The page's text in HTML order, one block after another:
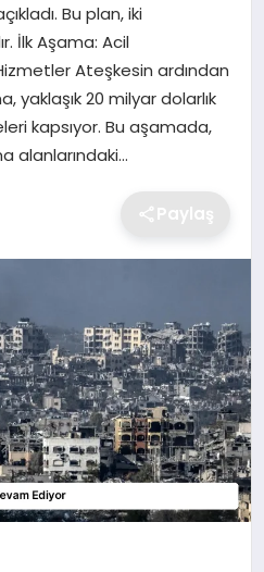
Bu plan, iki
İlk Aşama: Acil
Ateşkesin ardından
yaklaşık 20 milyar dolarlık
kapsıyor. Bu aşamada,
alanlarındaki…
Paylaş